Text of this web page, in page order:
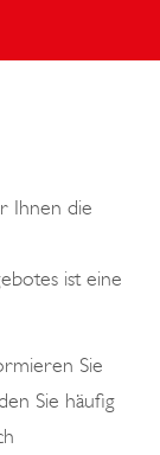
Ihnen die
ist eine
Sie
Sie häufig